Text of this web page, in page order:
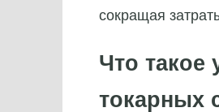
сокращая
Что такое
токарных